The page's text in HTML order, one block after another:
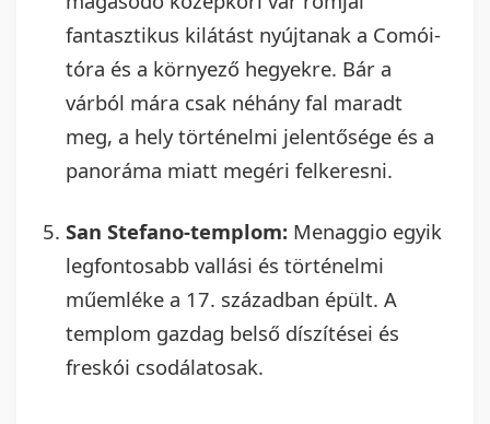
fantasztikus kilátást nyújtanak a Comói-
tóra és a környező hegyekre. Bár a
várból mára csak néhány fal maradt
meg, a hely történelmi jelentősége és a
panoráma miatt megéri felkeresni.
San Stefano-templom: Menaggio egyik
legfontosabb vallási és történelmi
műemléke a 17. században épült. A
templom gazdag belső díszítései és
freskói csodálatosak.